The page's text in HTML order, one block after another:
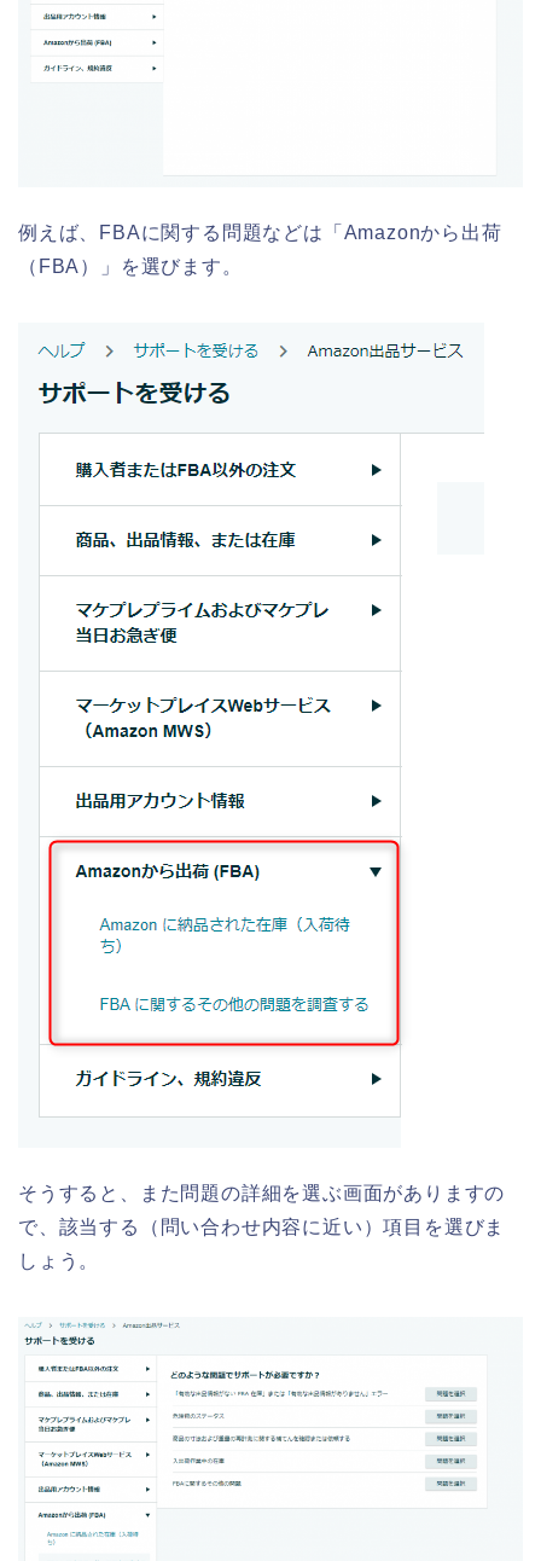
例えば、FBAに関する問題などは「Amazonから出荷
（FBA）」を選びます。
そうすると、また問題の詳細を選ぶ画面がありますの
で、該当する（問い合わせ内容に近い）項目を選びま
しょう。